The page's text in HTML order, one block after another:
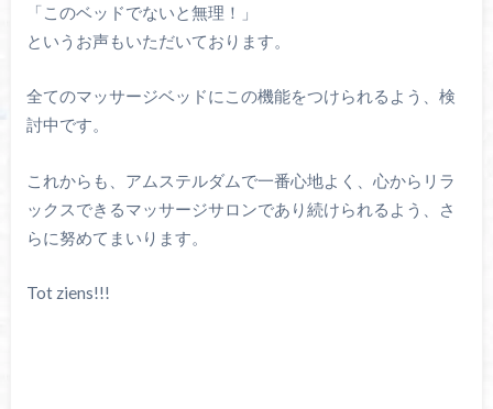
「このベッドでないと無理！」
というお声もいただいております。
全てのマッサージベッドにこの機能をつけられるよう、検
討中です。
これからも、アムステルダムで一番心地よく、 心からリラ
ックスできるマッサージサロンであり続けられるよう、
さ
らに努めてまいります。
Tot ziens!!!